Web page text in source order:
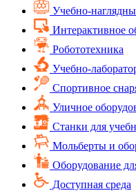
Учебно-
Интерактивное
Робототехника
Учебно-
Спортивное
Уличное
Cтанки для
Мольберты и
Оборудование
Доступная среда